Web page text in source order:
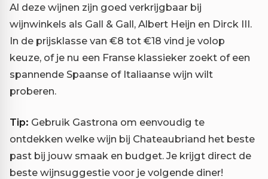
Al deze wijnen zijn goed verkrijgbaar bij
wijnwinkels als Gall & Gall, Albert Heijn en Dirck III.
In de prijsklasse van €8 tot €18 vind je volop
keuze, of je nu een Franse klassieker zoekt of een
spannende Spaanse of Italiaanse wijn wilt
proberen.
Tip: Gebruik Gastrona om eenvoudig te
ontdekken welke wijn bij Chateaubriand het beste
past bij jouw smaak en budget. Je krijgt direct de
beste wijnsuggestie voor je volgende diner!